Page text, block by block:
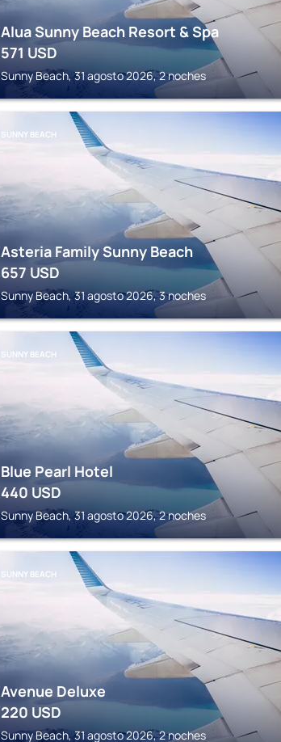
Alua Sunny Beach Resort & Spa
571 USD
Sunny Beach, 31 agosto 2026, 2 noches
SUNNY BEACH
Asteria Family Sunny Beach
657 USD
Sunny Beach, 31 agosto 2026, 3 noches
SUNNY BEACH
Blue Pearl Hotel
440 USD
Sunny Beach, 31 agosto 2026, 2 noches
SUNNY BEACH
Avenue Deluxe
220 USD
Sunny Beach, 31 agosto 2026, 2 noches